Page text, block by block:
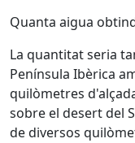
Quanta aigua
La quantitat seria
Península Ibèrica
quilòmetres
sobre el desert del
de diversos